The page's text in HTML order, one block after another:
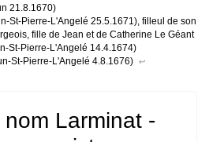
21.8.1670)
St-Pierre-L'Angelé 25.5.1671), filleul de son
fille de Jean et de Catherine Le Géant
St-Pierre-L'Angelé 14.4.1674)
St-Pierre-L'Angelé 4.8.1676)
↩
Larminat -